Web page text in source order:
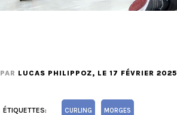
PAR LUCAS PHILIPPOZ, LE 17 FÉVRIER 2025
ÉTIQUETTES: CURLING MORGES